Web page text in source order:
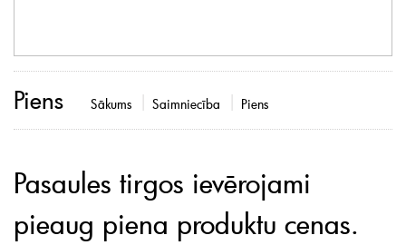
Piens Sākums Saimniecība Piens
Pasaules tirgos ievērojami
pieaug piena produktu cenas.